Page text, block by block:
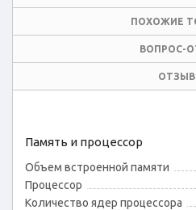
ПОХОЖИЕ
ВОПРОС-
Память и процессор
Объем встроенной памяти
Процессор
Количество ядер процессора